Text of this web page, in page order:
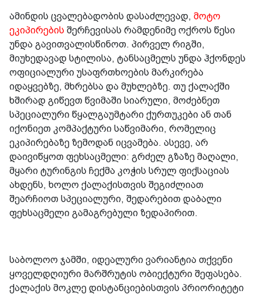
ამინდის ცვალებადობის დასაძლევად, მოტო
ეკიპირების შერჩევისას რამდენიმე ოქროს წესი
უნდა გავითვალისწინოთ. პირველ რიგში,
მიუხედავად სტილისა, ტანსაცმელს უნდა ჰქონდეს
ოფიციალური უსაფრთხოების მარკირება
იდაყვებზე, მხრებსა და მუხლებზე. თუ ქალაქში
ხშირად გიწევთ წვიმაში სიარული, მოძებნეთ
სპეციალური წყალგაუმტარი ქურთუკები ან თან
იქონიეთ კომპაქტური საწვიმარი, რომელიც
ეკიპირებაზე ზემოდან იცვამება. ასევე, არ
დაივიწყოთ ფეხსაცმელი: გრძელ გზაზე მაღალი,
მყარი ტურინგის ჩექმა კოჭის სრულ ფიქსაციას
ახდენს, ხოლო ქალაქისთვის შეგიძლიათ
შეარჩიოთ სპეციალური, შედარებით დაბალი
ფეხსაცმელი გამაგრებული ზედაპირით.
საბოლოო ჯამში, იდეალური ვარიანტია თქვენი
ყოველდღიური მარშრუტის ობიექტური შეფასება.
ქალაქის მოკლე დისტანციებისთვის პრიორიტეტი